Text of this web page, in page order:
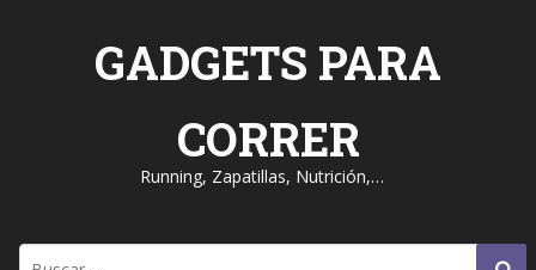
GADGETS PARA
CORRER
Running, Zapatillas, Nutrición,…